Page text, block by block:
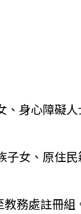
、 身心障礙
女、 原住
務處註冊組